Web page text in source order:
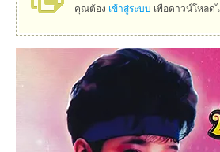
คุณต้อง เข้าสู่ระบบ เพื่อดาวน์โหล